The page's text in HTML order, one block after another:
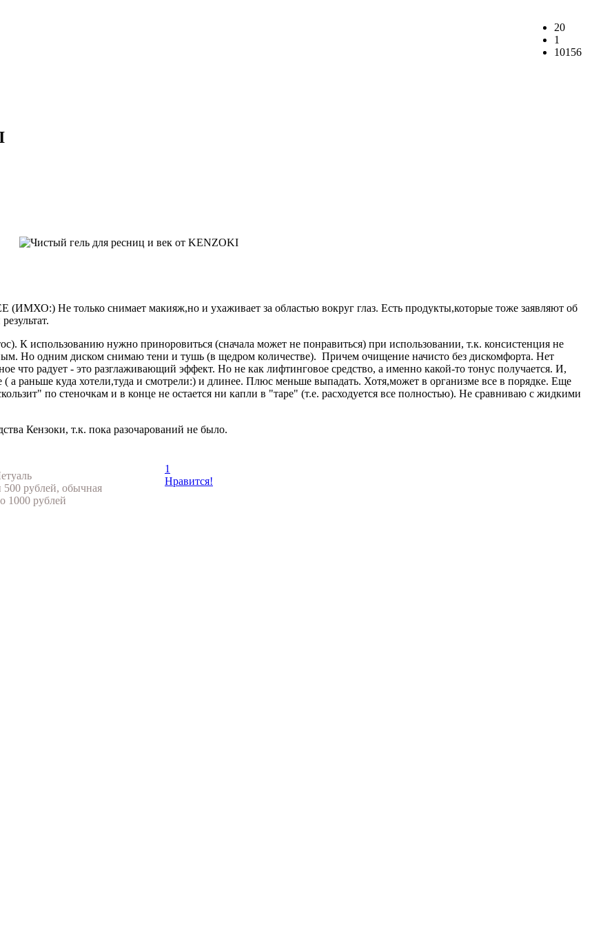
20
1
10156
Не только снимает макияж,но и ухаживает за областью вокруг глаз. Есть продукты,которые тоже заявляют об
К использованию нужно приноровиться (сначала может не понравиться) при использовании, т.к. консистенция не
Но одним диском снимаю тени и тушь (в щедром количестве). Причем очищение начисто без дискомфорта. Нет
что радует - это разглаживающий эффект. Но не как лифтинговое средство, а именно какой-то тонус получается. И,
а раньше куда хотели,туда и смотрели:) и длинее. Плюс меньше выпадать. Хотя,может в организме все в порядке. Еще
по стеночкам и в конце не остается ни капли в "таре" (т.е. расходуется все полностью). Не сравниваю с жидкими
Кензоки, т.к. пока разочарований не было.
500 рублей, обычная
1000 рублей
1
Нравится!